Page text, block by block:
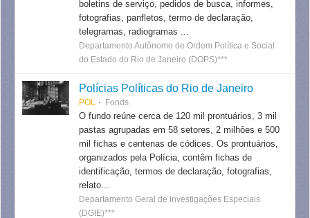
boletins de serviço, pedidos de busca, informes,
fotografias, panfletos, termo de declaração,
telegramas, radiogramas ...
Departamento Autônomo de Ordem Política e Social
do Estado do Rio de Janeiro (DOPS)***
Polícias Políticas do Rio de Janeiro
POL Fonds
O fundo reúne cerca de 120 mil prontuários, 3 mil
pastas agrupadas em 58 setores, 2 milhões e 500
mil fichas e centenas de códices. Os prontuários,
organizados pela Polícia, contêm fichas de
identificação, termos de declaração, fotografias,
relato...
Departamento Geral de Investigações Especiais
(DGIE)***